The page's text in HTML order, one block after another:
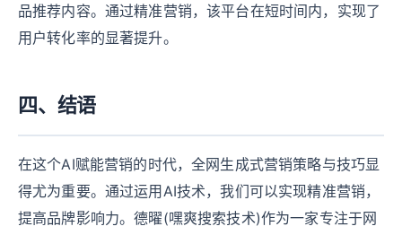
品推荐内容。通过精准营销，该平台在短时间内，实现了
用户转化率的显著提升。
四、结语
在这个AI赋能营销的时代，全网生成式营销策略与技巧显
得尤为重要。通过运用AI技术，我们可以实现精准营销，
提高品牌影响力。德曜(嘿爽搜索技术)作为一家专注于网